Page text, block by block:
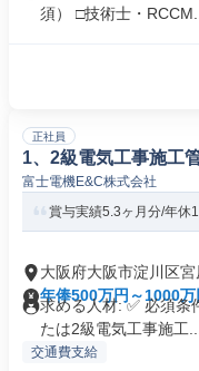
須） □技術士・RCCM...
正社員
1、2級電気工事施工
富士電機E&C株式会社
賞与実績5.3ヶ月分/年休
大阪府大阪市淀川区宮
年俸500万円～1000万
求める人材: ✅ 必須条
たは2級電気工事施工...
交通費支給